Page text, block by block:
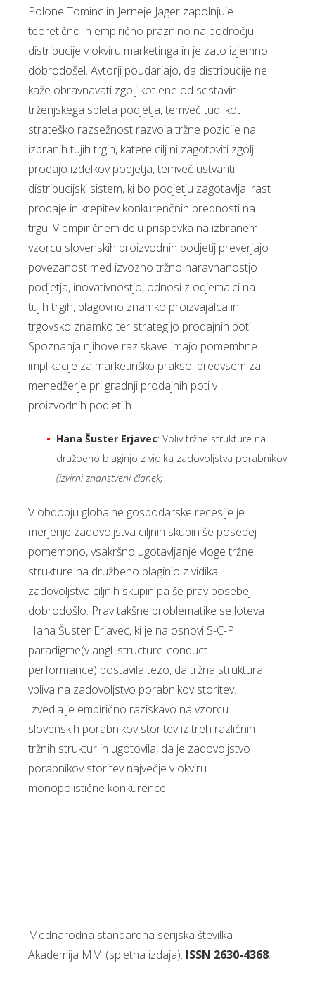
Polone Tominc in Jerneje Jager zapolnjuje
teoretično in empirično praznino na področju
distribucije v okviru marketinga in je zato izjemno
dobrodošel. Avtorji poudarjajo, da distribucije ne
kaže obravnavati zgolj kot ene od sestavin
trženjskega spleta podjetja, temveč tudi kot
strateško razsežnost razvoja tržne pozicije na
izbranih tujih trgih, katere cilj ni zagotoviti zgolj
prodajo izdelkov podjetja, temveč ustvariti
distribucijski sistem, ki bo podjetju zagotavljal rast
prodaje in krepitev konkurenčnih prednosti na
trgu. V empiričnem delu prispevka na izbranem
vzorcu slovenskih proizvodnih podjetij preverjajo
povezanost med izvozno tržno naravnanostjo
podjetja, inovativnostjo, odnosi z odjemalci na
tujih trgih, blagovno znamko proizvajalca in
trgovsko znamko ter strategijo prodajnih poti.
Spoznanja njihove raziskave imajo pomembne
implikacije za marketinško prakso, predvsem za
menedžerje pri gradnji prodajnih poti v
proizvodnih podjetjih.
Hana Šuster Erjavec: Vpliv tržne strukture na
družbeno blaginjo z vidika zadovoljstva porabnikov
(izvirni znanstveni članek)
V obdobju globalne gospodarske recesije je
merjenje zadovoljstva ciljnih skupin še posebej
pomembno, vsakršno ugotavljanje vloge tržne
strukture na družbeno blaginjo z vidika
zadovoljstva ciljnih skupin pa še prav posebej
dobrodošlo. Prav takšne problematike se loteva
Hana Šuster Erjavec, ki je na osnovi S-C-P
paradigme(v angl. structure-conduct-
performance) postavila tezo, da tržna struktura
vpliva na zadovoljstvo porabnikov storitev.
Izvedla je empirično raziskavo na vzorcu
slovenskih porabnikov storitev iz treh različnih
tržnih struktur in ugotovila, da je zadovoljstvo
porabnikov storitev največje v okviru
monopolistične konkurence.
Mednarodna standardna serijska številka
Akademija MM (spletna izdaja): ISSN 2630-4368.